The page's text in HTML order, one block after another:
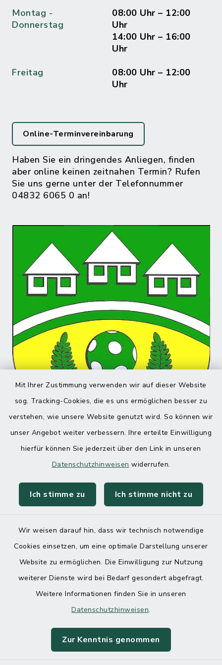
Mit Ihrer Zustimmung verwenden wir auf dieser Website
sog. Tracking-Cookies, die es uns ermöglichen besser zu
verstehen, wie unsere Website genutzt wird. So können wir
unser Angebot weiter verbessern. Ihre erteilte Einwilligung
hierfür können Sie jederzeit über den Link in unseren
Datenschutzhinweisen widerrufen.
Ich stimme zu Ich stimme nicht zu
Wir weisen darauf hin, dass wir technisch notwendige
Cookies einsetzen, um eine optimale Darstellung unserer
Website zu ermöglichen. Die Einwilligung zur Nutzung
weiterer Dienste wird bei Bedarf gesondert abgefragt.
Weitere Informationen finden Sie in unseren
Datenschutzhinweisen.
Zur Kenntnis genommen
Montag -
Donnerstag
08:00 Uhr – 12:00
Uhr
14:00 Uhr – 16:00
Uhr
Freitag
08:00 Uhr – 12:00
Uhr
Online-Terminvereinbarung
Haben Sie ein dringendes Anliegen, finden
aber online keinen zeitnahen Termin? Rufen
Sie uns gerne unter der Telefonnummer
04832 6065 0 an!
Kontakt
Datenschutz
Impressum
Cookie-Einstellungen